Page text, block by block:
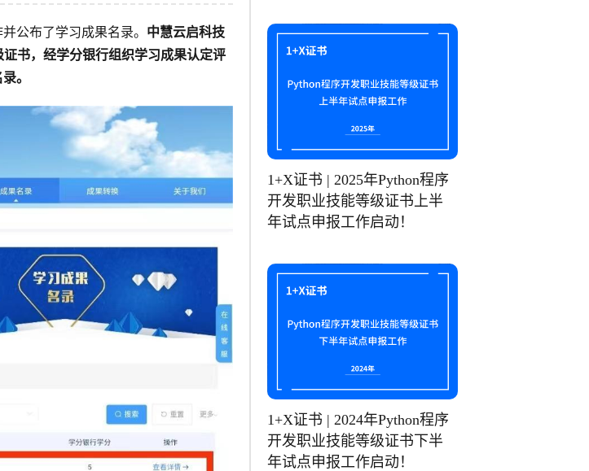
公布了学习成果名录。 中慧云启科技
书，经学分银行组织学习成果认定评
。
1+X证书 | 2025年Python程序
开发职业技能等级证书上半
年试点申报工作启动！
1+X证书 | 2024年Python程序
开发职业技能等级证书下半
年试点申报工作启动！